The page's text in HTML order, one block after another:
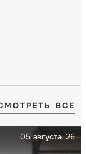
ВСЕ
05 августа '26